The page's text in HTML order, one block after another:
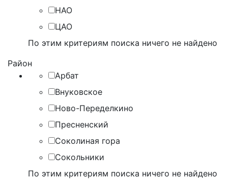
НАО
ЦАО
По этим критериям поиска ничего не найдено
Район
Арбат
Внуковское
Ново-Переделкино
Пресненский
Соколиная гора
Сокольники
По этим критериям поиска ничего не найдено